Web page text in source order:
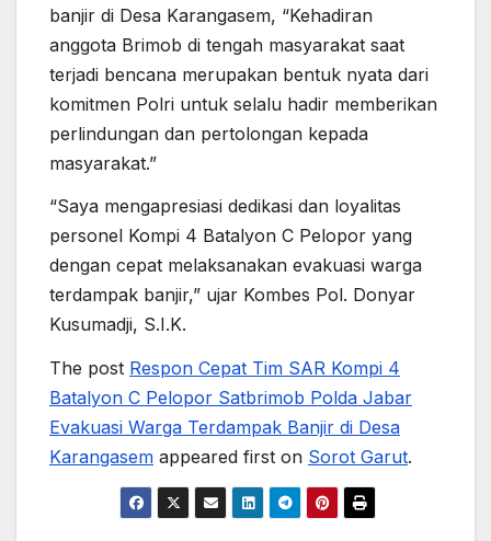
banjir di Desa Karangasem, “Kehadiran
anggota Brimob di tengah masyarakat saat
terjadi bencana merupakan bentuk nyata dari
komitmen Polri untuk selalu hadir memberikan
perlindungan dan pertolongan kepada
masyarakat.”
“Saya mengapresiasi dedikasi dan loyalitas
personel Kompi 4 Batalyon C Pelopor yang
dengan cepat melaksanakan evakuasi warga
terdampak banjir,” ujar Kombes Pol. Donyar
Kusumadji, S.I.K.
The post Respon Cepat Tim SAR Kompi 4
Batalyon C Pelopor Satbrimob Polda Jabar
Evakuasi Warga Terdampak Banjir di Desa
Karangasem appeared first on Sorot Garut.